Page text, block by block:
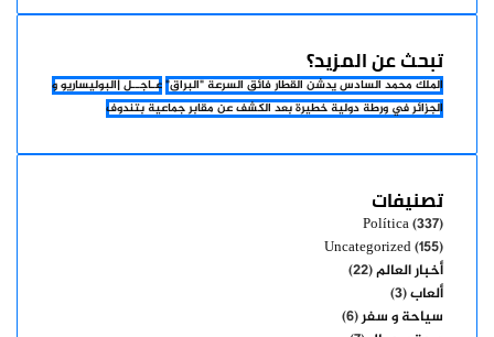
تبحث عن المزيد؟
الملك محمد السادس يدشن القطار فائق السرعة "البراق"عـاجــل |البوليساريو و
الجزائر في ورطة دولية خطيرة بعد الكشف عن مقابر جماعية بتندوف
تصنيفات
Política(337)
Uncategorized(155)
أخبار العالم(22)
ألعاب(3)
سياحة و سفر(6)